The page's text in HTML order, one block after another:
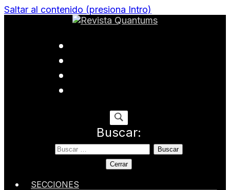
Saltar al contenido (presiona Intro)
Revista Quantums
Buscar:
Cerrar
SECCIONES